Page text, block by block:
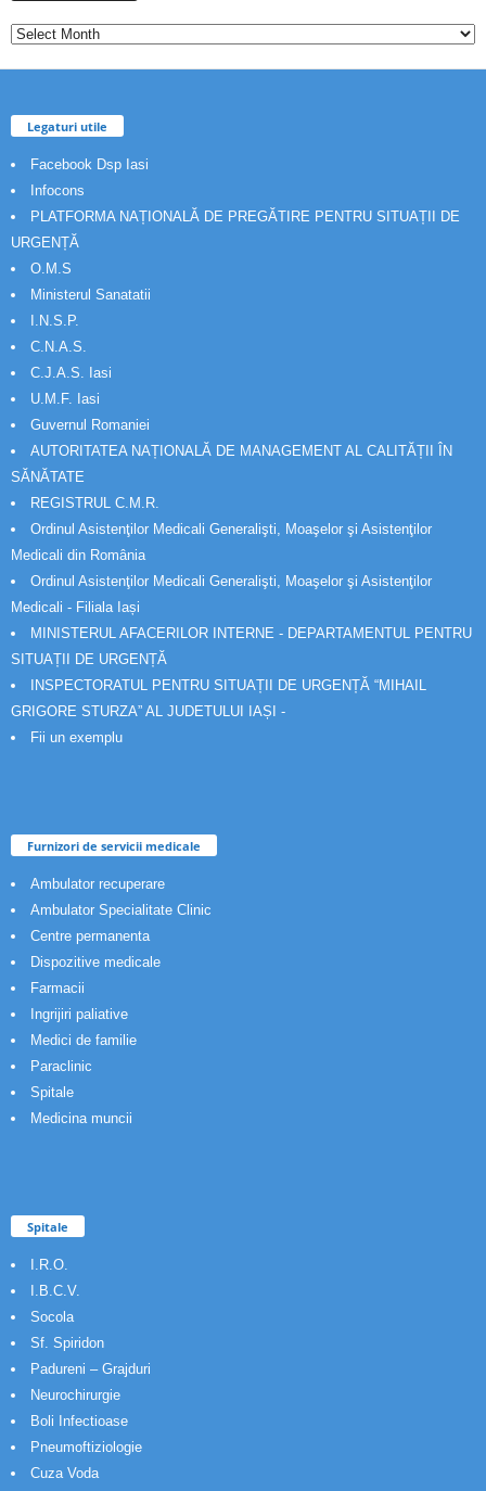
Legaturi utile
Facebook Dsp Iasi
Infocons
PLATFORMA NAȚIONALĂ DE PREGĂTIRE PENTRU SITUAȚII DE
URGENȚĂ
O.M.S
Ministerul Sanatatii
I.N.S.P.
C.N.A.S.
C.J.A.S. Iasi
U.M.F. Iasi
Guvernul Romaniei
AUTORITATEA NAȚIONALĂ DE MANAGEMENT AL CALITĂȚII ÎN
SĂNĂTATE
REGISTRUL C.M.R.
Ordinul Asistenţilor Medicali Generalişti, Moaşelor şi Asistenţilor
Medicali din România
Ordinul Asistenţilor Medicali Generalişti, Moaşelor şi Asistenţilor
Medicali - Filiala Iași
MINISTERUL AFACERILOR INTERNE - DEPARTAMENTUL PENTRU
SITUAȚII DE URGENȚĂ
INSPECTORATUL PENTRU SITUAȚII DE URGENȚĂ “MIHAIL
GRIGORE STURZA” AL JUDETULUI IAȘI -
Fii un exemplu
Furnizori de servicii medicale
Ambulator recuperare
Ambulator Specialitate Clinic
Centre permanenta
Dispozitive medicale
Farmacii
Ingrijiri paliative
Medici de familie
Paraclinic
Spitale
Medicina muncii
Spitale
I.R.O.
I.B.C.V.
Socola
Sf. Spiridon
Padureni – Grajduri
Neurochirurgie
Boli Infectioase
Pneumoftiziologie
Cuza Voda